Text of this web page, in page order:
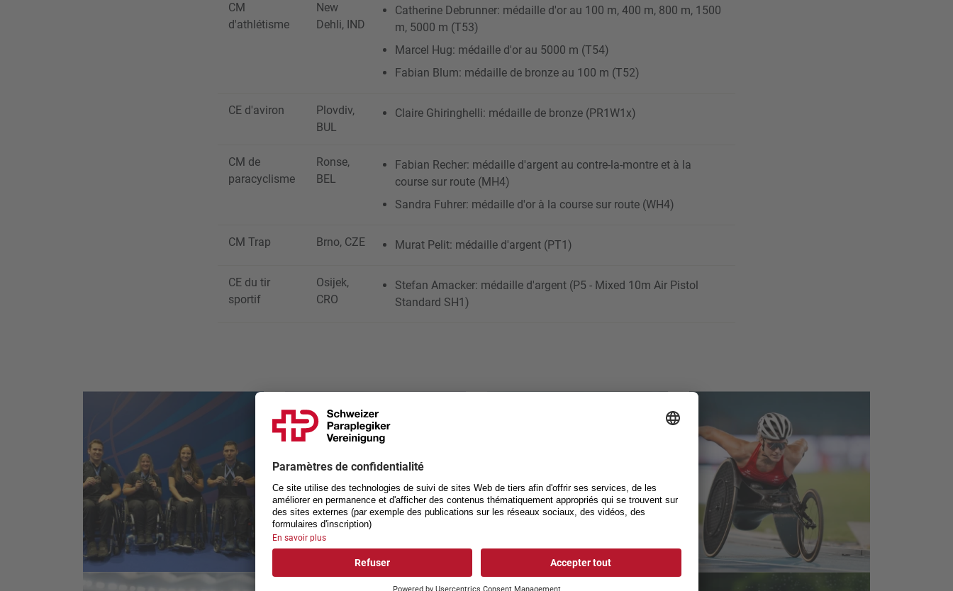
CM
d'athlétisme
New
Dehli, IND
Catherine Debrunner: médaille d'or au 100 m, 400 m, 800 m, 1500
m, 5000 m (T53)
Marcel Hug: médaille d'or au 5000 m (T54)
Fabian Blum: médaille de bronze au 100 m (T52)
CE d'aviron
Plovdiv,
BUL
Claire Ghiringhelli: médaille de bronze (PR1W1x)
CM de
paracyclisme
Ronse,
BEL
Fabian Recher: médaille d'argent au contre-la-montre et à la
course sur route (MH4)
Sandra Fuhrer: médaille d'or à la course sur route (WH4)
CM Trap Brno, CZE Murat Pelit: médaille d'argent (PT1)
CE du tir
sportif
Osijek,
CRO
Stefan Amacker: médaille d'argent (P5 - Mixed 10m Air Pistol
Standard SH1)